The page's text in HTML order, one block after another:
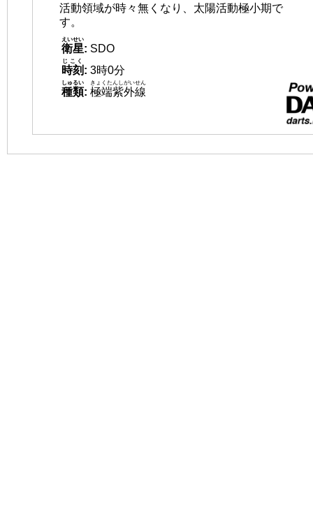
活動領域が時々無くなり、太陽活動極小期で
す。
衛星
えいせい
: SDO
時刻
じこく
: 3時0分
種類
しゅるい
: 極端紫外線
きょくたんしがいせん